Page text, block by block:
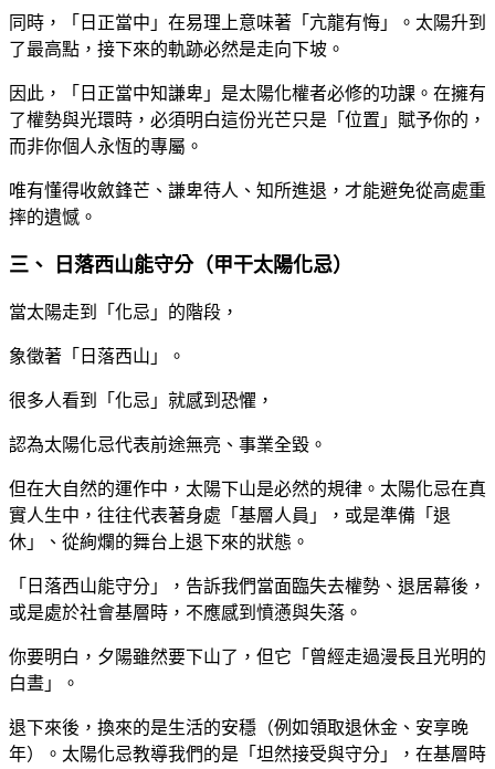
同時，「日正當中」在易理上意味著「亢龍有悔」。太陽升到
了最高點，接下來的軌跡必然是走向下坡。
因此，「日正當中知謙卑」是太陽化權者必修的功課。在擁有
了權勢與光環時，必須明白這份光芒只是「位置」賦予你的，
而非你個人永恆的專屬。
唯有懂得收斂鋒芒、謙卑待人、知所進退，才能避免從高處重
摔的遺憾。
三、 日落西山能守分（甲干太陽化忌）
當太陽走到「化忌」的階段，
象徵著「日落西山」。
很多人看到「化忌」就感到恐懼，
認為太陽化忌代表前途無亮、事業全毀。
但在大自然的運作中，太陽下山是必然的規律。太陽化忌在真
實人生中，往往代表著身處「基層人員」，或是準備「退
休」、從絢爛的舞台上退下來的狀態。
「日落西山能守分」，告訴我們當面臨失去權勢、退居幕後，
或是處於社會基層時，不應感到憤懣與失落。
你要明白，夕陽雖然要下山了，但它「曾經走過漫長且光明的
白晝」。
退下來後，換來的是生活的安穩（例如領取退休金、安享晚
年）。太陽化忌教導我們的是「坦然接受與守分」，在基層時